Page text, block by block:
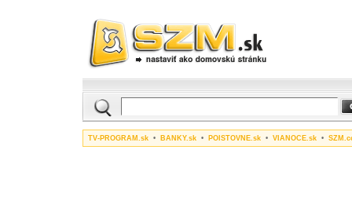
TV-PROGRAM.sk • BANKY.sk • POISTOVNE.sk • VIANOCE.sk •